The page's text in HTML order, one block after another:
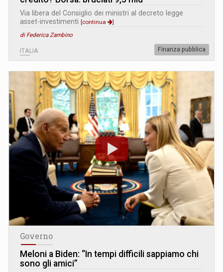
Via libera del Consiglio dei ministri al decreto legge
asset-investimenti [continua
]
di Federica Zambino
ITALIA Finanza pubblica
Governo
Meloni a Biden: “In tempi difficili sappiamo chi
sono gli amici”